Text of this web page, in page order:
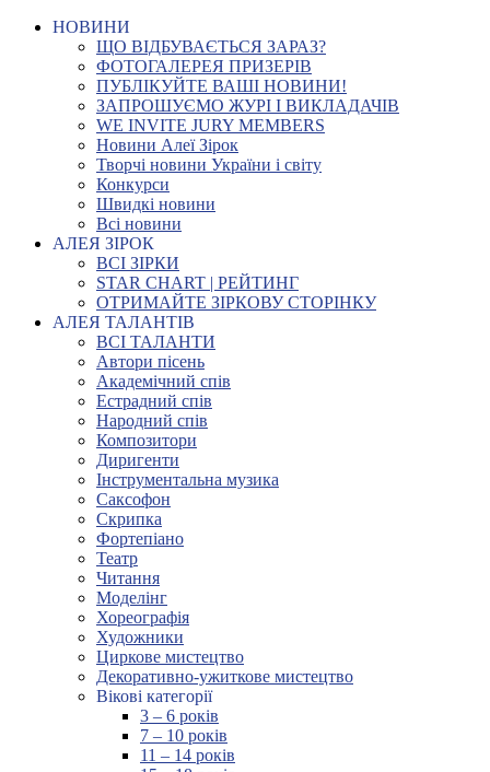
НОВИНИ
ЩО ВІДБУВАЄТЬСЯ ЗАРАЗ?
ФОТОГАЛЕРЕЯ ПРИЗЕРІВ
ПУБЛІКУЙТЕ ВАШІ НОВИНИ!
ЗАПРОШУЄМО ЖУРІ І ВИКЛАДАЧІВ
WE INVITE JURY MEMBERS
Новини Алеї Зірок
Творчі новини України і світу
Конкурси
Швидкі новини
Всі новини
АЛЕЯ ЗІРОК
ВСІ ЗІРКИ
STAR CHART | РЕЙТИНГ
ОТРИМАЙТЕ ЗІРКОВУ СТОРІНКУ
АЛЕЯ ТАЛАНТІВ
ВСІ ТАЛАНТИ
Автори пісень
Академічний спів
Естрадний спів
Народний спів
Композитори
Диригенти
Інструментальна музика
Саксофон
Скрипка
Фортепіано
Театр
Читання
Моделінг
Хореографія
Художники
Циркове мистецтво
Декоративно-ужиткове мистецтво
Вікові категорії
3 – 6 років
7 – 10 років
11 – 14 років